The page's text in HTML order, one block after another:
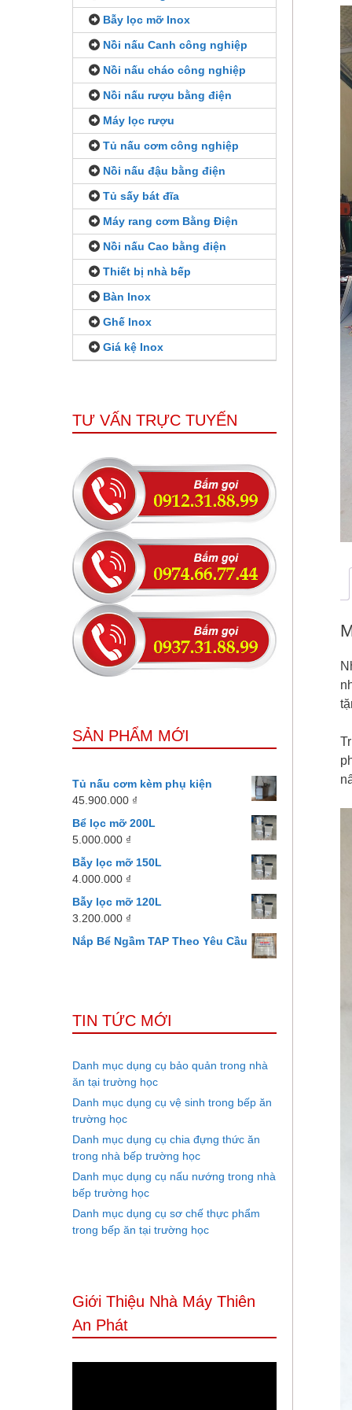
Bẫy lọc mỡ Inox
Nồi nấu Canh công nghiệp
Nồi nấu cháo công nghiệp
Nồi nấu rượu bằng điện
Máy lọc rượu
Tủ nấu cơm công nghiệp
Nồi nấu đậu bằng điện
Tủ sấy bát đĩa
Máy rang cơm Bằng Điện
Nồi nấu Cao bằng điện
Thiết bị nhà bếp
Bàn Inox
Ghế Inox
Giá kệ Inox
TƯ VẤN TRỰC TUYẾN
SẢN PHẨM MỚI
Tủ nấu cơm kèm phụ kiện
45.900.000 ₫
Bể lọc mỡ 200L
5.000.000 ₫
Bẫy lọc mỡ 150L
4.000.000 ₫
Bẫy lọc mỡ 120L
3.200.000 ₫
Nắp Bể Ngầm TAP Theo Yêu Cầu
TIN TỨC MỚI
Danh mục dụng cụ bảo quản trong nhà
ăn tại trường học
Danh mục dụng cụ vệ sinh trong bếp ăn
trường học
Danh mục dụng cụ chia đựng thức ăn
trong nhà bếp trường học
Danh mục dụng cụ nấu nướng trong nhà
bếp trường học
Danh mục dụng cụ sơ chế thực phẩm
trong bếp ăn tại trường học
Giới Thiệu Nhà Máy Thiên
An Phát